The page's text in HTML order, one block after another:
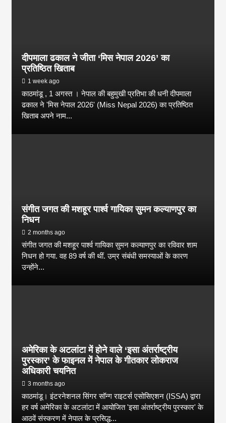
दीपमाला ढकाल ने जीता ‘मिस नेपाल 2026’ का
प्रतिष्ठित खिताब
1 week ago
काठमांडू , 1 अगस्त । नेपाल की बहुमुखी प्रतिभा की धनी दीपमाला
ढकाल ने 'मिस नेपाल 2026' (Miss Nepal 2026) का प्रतिष्ठित
खिताब अपने नाम...
संगीत जगत की मशहूर पार्श्व गायिका सुमन कल्याणपुर का
निधन
2 months ago
संगीत जगत की मशहूर पार्श्व गायिका सुमन कल्याणपुर का रविवार शाम
निधन हो गया. वह 89 वर्ष की थीं. उम्र संबंधी समस्याओं के कारण
उन्होंने...
अमेरिका के अटलांटा में होने वाले ‘इसा अंतर्राष्ट्रीय
पुरस्कार’ के फाइनल में नेपाल के गीतकार लोकराज
अधिकारी चयनित
3 months ago
काठमांडू। इंटरनेशनल सिंगर सॉन्ग राइटर्स एसोसिएशन (ISSA) द्वारा
हर वर्ष अमेरिका के अटलांटा में आयोजित 'इसा अंतर्राष्ट्रीय पुरस्कार' के
आठवें संस्करण में नेपाल के प्रसिद्ध...